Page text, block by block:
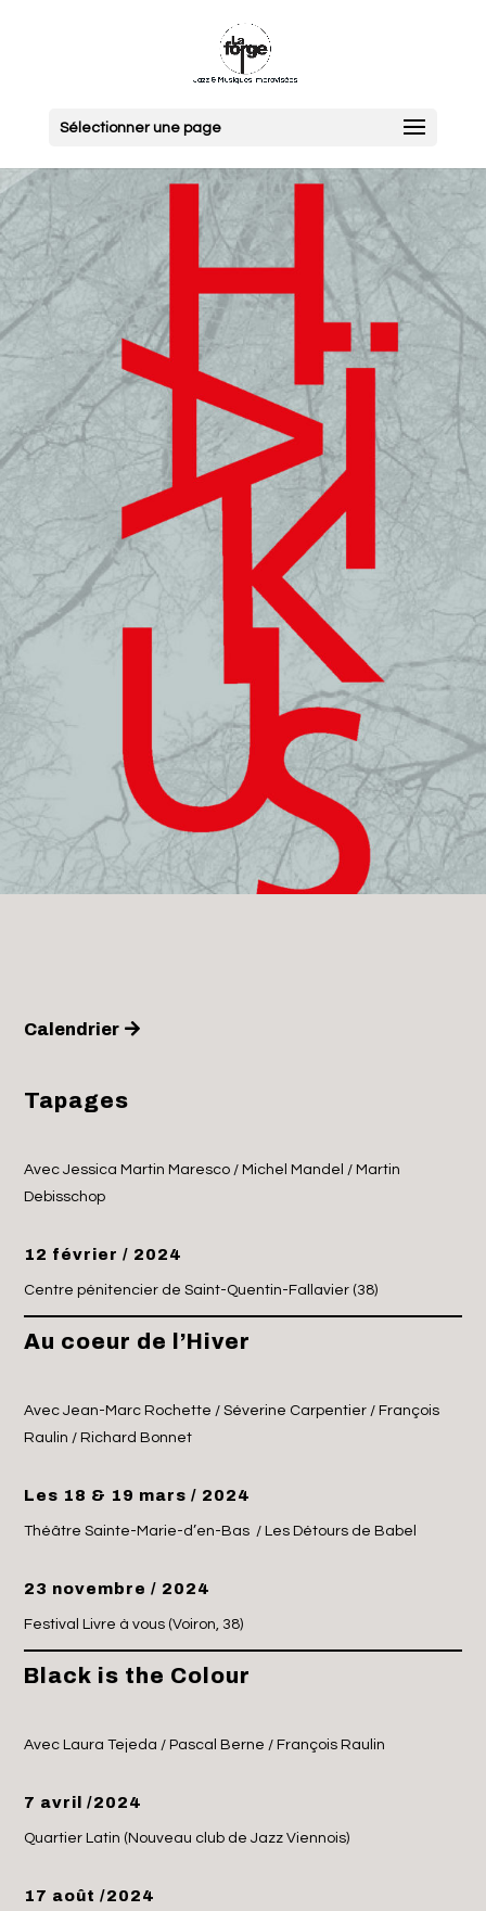
Sélectionner une page
Calendrier
Tapages
Avec Jessica Martin Maresco / Michel Mandel / Martin
Debisschop
12 février / 2024
Centre pénitencier de Saint-Quentin-Fallavier (38)
Au coeur de l’Hiver
Avec Jean-Marc Rochette / Séverine Carpentier / François
Raulin / Richard Bonnet
Les 18 & 19 mars / 2024
Théâtre Sainte-Marie-d’en-Bas / Les Détours de Babel
23 novembre / 2024
Festival Livre à vous (Voiron, 38)
Black is the Colour
Avec Laura Tejeda / Pascal Berne / François Raulin
7 avril /2024
Quartier Latin (Nouveau club de Jazz Viennois)
17 août /2024